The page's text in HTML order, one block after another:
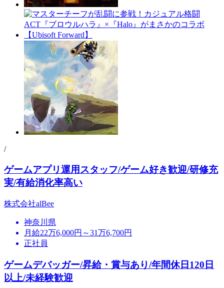
/
ゲームアプリ運用スタッフ/ゲーム好き歓迎/研修充
実/有給消化率高い
株式会社alBee
神奈川県
月給22万6,000円～31万6,700円
正社員
ゲームデバッガー/昇給・賞与あり/年間休日120日
以上/未経験歓迎